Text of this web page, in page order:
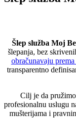
Šlep služba Moj
šlepanja, bez
obračunavaju
transparentno
Cilj je da
profesionalnu uslugu
mušterijama i